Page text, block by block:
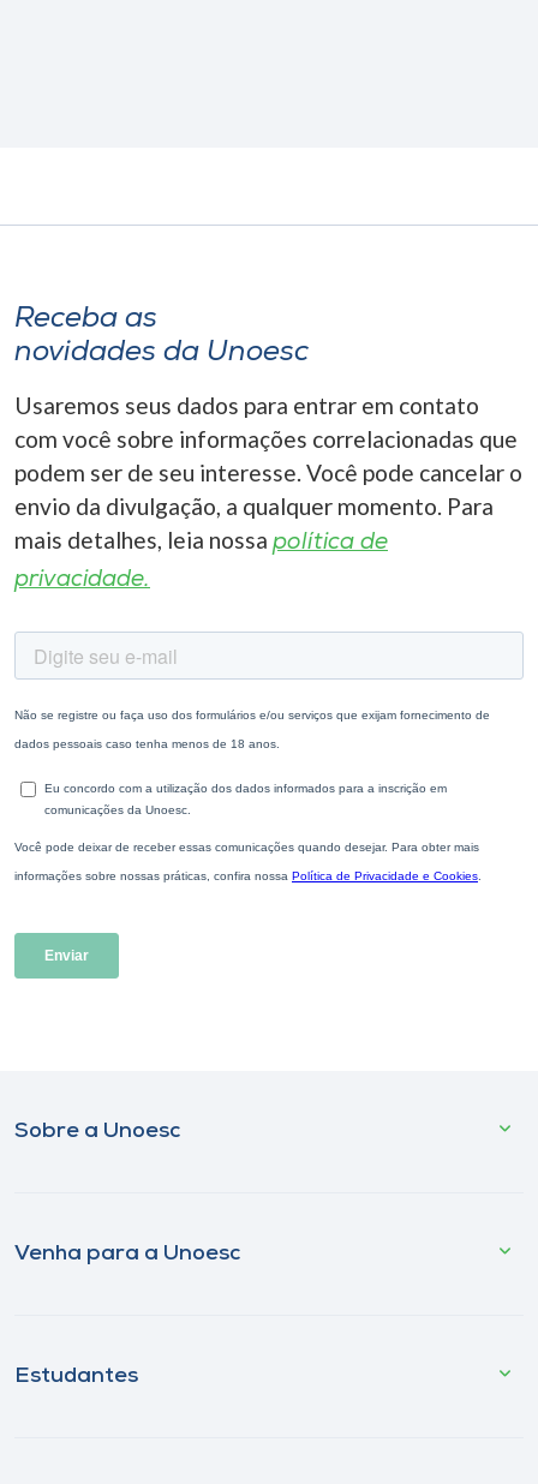
Receba as
novidades da Unoesc
Usaremos seus dados para entrar em contato
com você sobre informações correlacionadas que
podem ser de seu interesse. Você pode cancelar o
envio da divulgação, a qualquer momento. Para
mais detalhes, leia nossa política de
privacidade.
Sobre a Unoesc
Venha para a Unoesc
Estudantes